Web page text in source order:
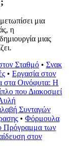
μια
η
μιας
Σταθμό • Σνακ
• Εργασία στον
στα Οινόφυτα: Η
που Διακοσμεί
Συνταγών
• Φόρμουλα
Πρόγραμμα των
στον